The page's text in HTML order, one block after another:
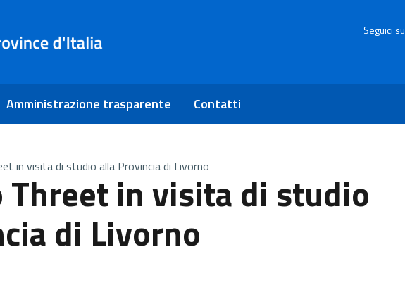
Seguici su
Amministrazione trasparente Contatti
in visita di studio alla Provincia di Livorno
in visita di studio
di Livorno